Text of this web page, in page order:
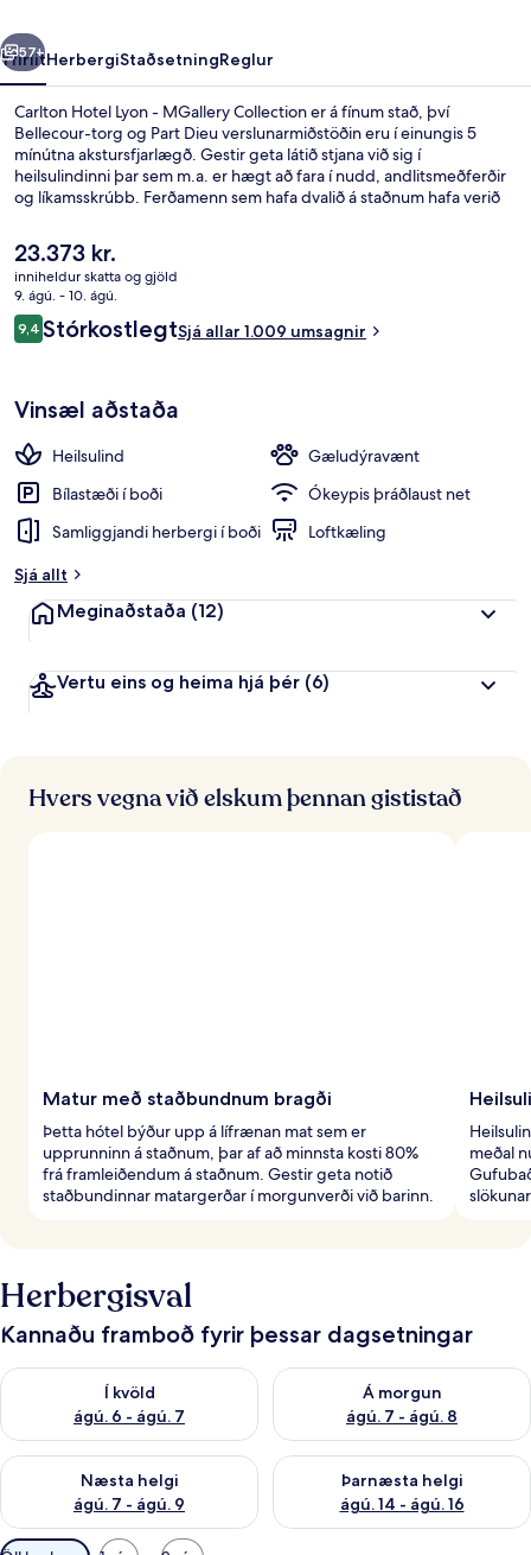
Næsta
57+
YfirlitHerbergiStaðsetningReglur
Carlton Hotel Lyon - MGallery Collection er á fínum stað, því
Bellecour-torg og Part Dieu verslunarmiðstöðin eru í einungis 5
mínútna akstursfjarlægð. Gestir geta látið stjana við sig í
heilsulindinni þar sem m.a. er hægt að fara í nudd, andlitsmeðferðir
og líkamsskrúbb. Ferðamenn sem hafa dvalið á staðnum hafa verið
hjálpsamt starfsfólk og góð staðsetning. Gististaðurinn er stutt frá
almenningssamgöngum: Cordeliers Bourse lestarstöðin er í 4
mínútna göngufjarlægð og Bellecour lestarstöðin í 6 mínútna.
Núverandi
verð
er
23.373 kr.
23.373 kr.
inniheldur skatta og gjöld
9. ágú. - 10. ágú.
Umsagnir
9,49,4 af 10
StórkostlegtSjá allar 1.009 umsagnir
Vinsæl aðstaða
Heilsulind
Gæludýravænt
Bílastæði í boði
Ókeypis þráðlaust net
Samliggjandi herbergi í boði
Loftkæling
Sjá allt
Meginaðstaða (12)
Vertu eins og heima hjá þér (6)
Hvers vegna við elskum þennan gististað
Matur með staðbundnum bragði
Þetta hótel býður upp á lífrænan mat sem er
upprunninn á staðnum, þar af að minnsta kosti 80%
frá framleiðendum á staðnum. Gestir geta notið
staðbundinnar matargerðar í morgunverði við barinn.
meðal
Herbergisval
Kannaðu framboð fyrir þessar dagsetningar
Í kvöld
ágú. 6 - ágú. 7
Athuga framboð í kvöld ágú. 6 - ágú. 7
Á morgun
ágú. 7 - ágú. 8
Athuga framboð á morgun
Næsta helgi
ágú. 7 - ágú. 9
Athuga framboð næstu helgi ágú. 7 - ágú. 9
Þarnæsta helgi
ágú. 14 - ágú. 16
Athuga framboð þarnæstu
Síur